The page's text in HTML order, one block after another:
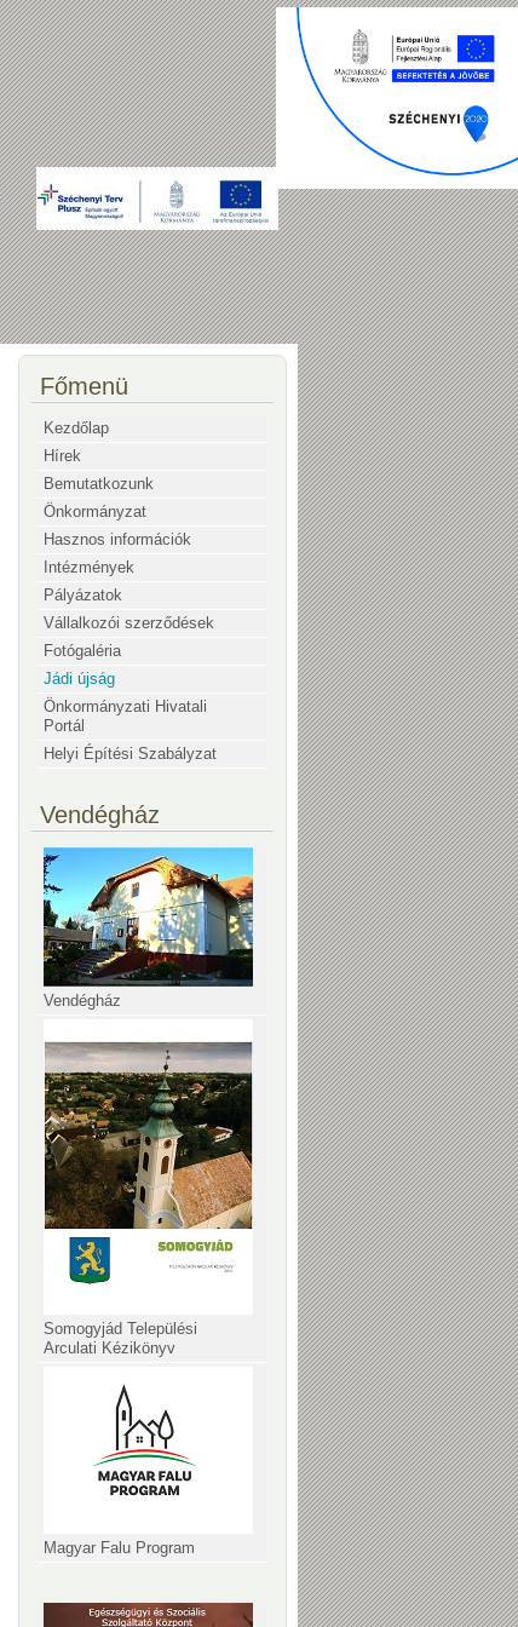
Főmenü
Kezdőlap
Hírek
Bemutatkozunk
Önkormányzat
Hasznos információk
Intézmények
Pályázatok
Vállalkozói szerződések
Fotógaléria
Jádi újság
Önkormányzati Hivatali
Portál
Helyi Építési Szabályzat
Vendégház
Vendégház
Somogyjád Települési
Arculati Kézikönyv
Magyar Falu Program